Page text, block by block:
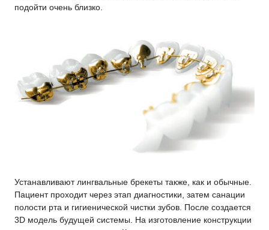
подойти очень близко.
Устанавливают лингвальные брекеты также, как и обычные.
Пациент проходит через этап диагностики, затем санации
полости рта и гигиенической чистки зубов. После создается
3D модель будущей системы. На изготовление конструкции